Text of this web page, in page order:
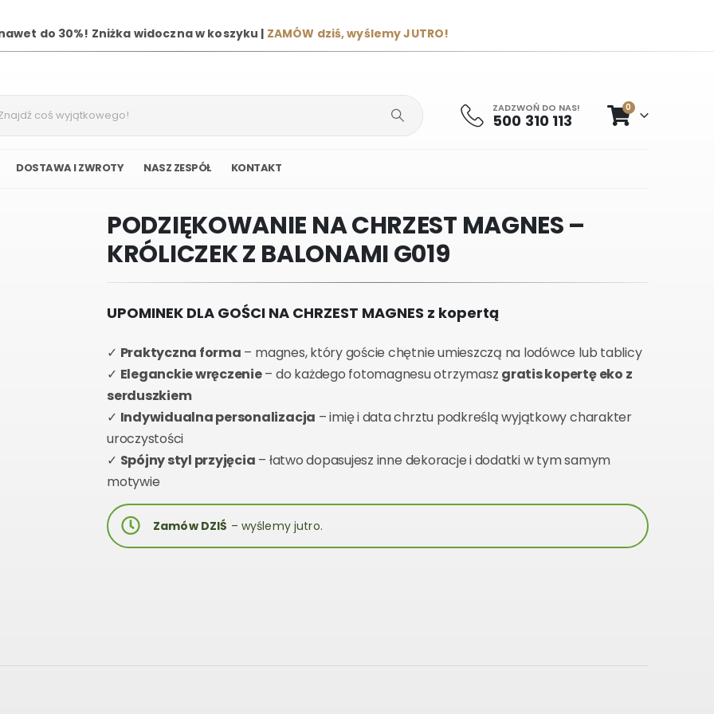
do 30%! Zniżka widoczna w koszyku | ZAMÓW dziś, wyślemy JUTRO!
ZADZWOŃ DO NAS!
500 310 113
0
DOSTAWA I ZWROTY NASZ ZESPÓŁ KONTAKT
PODZIĘKOWANIE NA CHRZEST MAGNES –
KRÓLICZEK Z BALONAMI G019
UPOMINEK DLA GOŚCI NA CHRZEST MAGNES z kopertą
✓ Praktyczna forma – magnes, który goście chętnie umieszczą na lodówce lub tablicy
✓ Eleganckie wręczenie– do każdego fotomagnesu otrzymasz gratis kopertę eko z
serduszkiem
✓ Indywidualna personalizacja – imię i data chrztu podkreślą wyjątkowy charakter
uroczystości
✓ Spójny styl przyjęcia – łatwo dopasujesz inne dekoracje i dodatki w tym samym
motywie
Zamów DZIŚ – wyślemy jutro.